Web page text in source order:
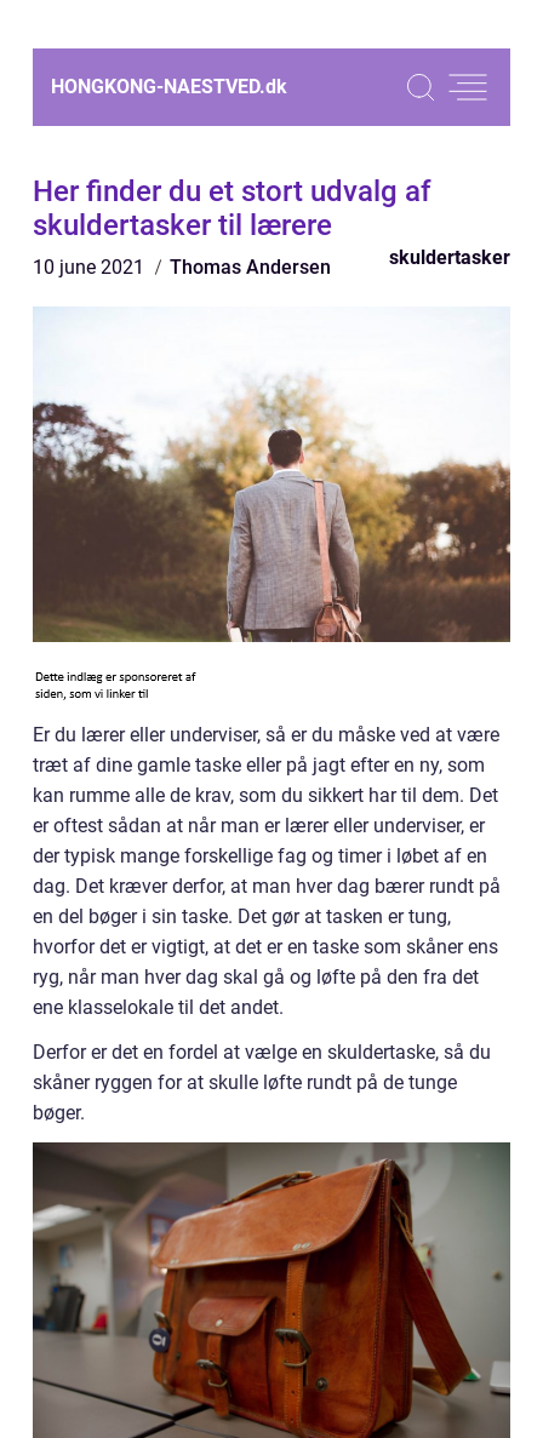
HONGKONG-NAESTVED.dk
Her finder du et stort udvalg af
skuldertasker til lærere
10 june 2021 Thomas Andersen skuldertasker
Er du lærer eller underviser, så er du måske ved at være
træt af dine gamle taske eller på jagt efter en ny, som
kan rumme alle de krav, som du sikkert har til dem. Det
er oftest sådan at når man er lærer eller underviser, er
der typisk mange forskellige fag og timer i løbet af en
dag. Det kræver derfor, at man hver dag bærer rundt på
en del bøger i sin taske. Det gør at tasken er tung,
hvorfor det er vigtigt, at det er en taske som skåner ens
ryg, når man hver dag skal gå og løfte på den fra det
ene klasselokale til det andet.
Derfor er det en fordel at vælge en skuldertaske, så du
skåner ryggen for at skulle løfte rundt på de tunge
bøger.